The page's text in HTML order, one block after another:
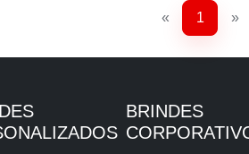
« 1 »
BRINDES